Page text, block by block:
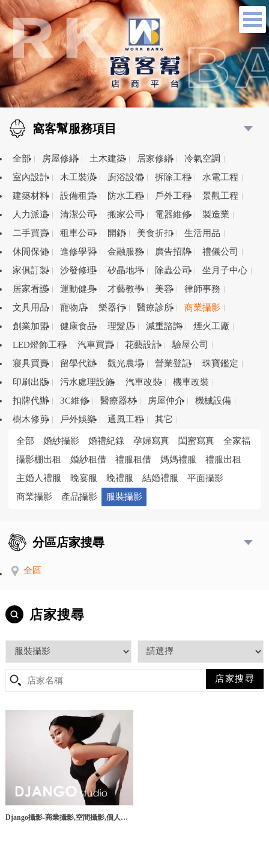
窩客幫服務項目
全部 房屋修繕 土木建築 居家修繕
冷氣空調
室內設計
木工裝潢 廚浴設備 拆除工程
水電工程
建築材料
設備租賃 防水工程 戶外工程
景觀工程
人力派遣
清潔公司 搬家公司 電器維修
製造業
二手買賣
租車公司 開鎖 美食折扣
生活用品
休閒保健
進修學習 金融服務 廣告招牌
禮儀公司
家俱訂製
沙發修理 矽晶地坪 除蟲公司
坐月子中心
居家看護
運動健身 才藝教學 美容
律師事務
文具用品
寵物店 樂器行 醫療診所
商業攝影
創業加盟
健康食品 理髮店 減重諮詢
煙火工廠
LED燈飾工程
汽車買賣 花藝設計
驗屋公司
寢具買賣
留學代辦 觀光農場 營業登記
珠寶鑑定
印刷出版
污水處理設施 汽車改裝
機車改裝
扣牌代辦
3C維修 醫療器材 房屋仲介
機械設備
樹木修剪
戶外娛樂 通風工程 其它
全部 婚紗攝影 婚禮紀錄 孕婦寫真 閨蜜寫真
全家福
攝影棚出租
婚紗租借 禮服租借 媽媽禮服
禮服出租
主婚人禮服
晚宴服 晚禮服 結婚禮服
平面攝影
商業攝影
產品攝影 服裝攝影
分區店家搜尋
全區
店家搜尋
Django攝影-商業攝影,空間攝影,個人寫